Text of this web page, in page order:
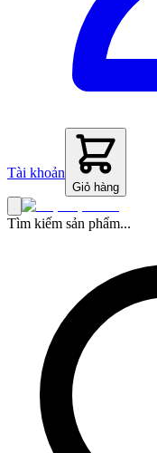
Tài khoản
Giỏ hàng
Tìm kiếm sản phẩm...